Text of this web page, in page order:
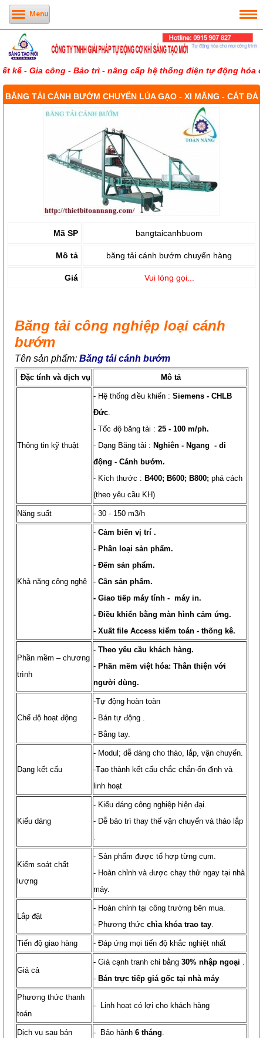
Menu
- Gia công - Bảo trì - nâng cấp hệ thống điện tự động hóa
BĂNG TẢI CÁNH BƯỚM CHUYỂN LÚA GẠO - XI MĂNG - CÁT ĐÁ
Mã SP bangtaicanhbuom
Mô tả băng tải cánh bướm chuyển hàng
Giá Vui lòng gọi...
Băng tải công nghiệp loại cánh
bướm
Tên sản phẩm: Băng tải cánh bướm
Ðặc tính và dịch vụ Mô tả
Thông tin kỹ thuật
- Hệ thống điều khiển : Siemens - CHLB
Đức
- Tốc độ băng tải : 25 - 100 m/ph.
- Dạng Băng tải : Nghiên - Ngang - di
động - Cánh bướm.
- Kích thước : B400; B600; B800; phá cách
(theo yêu cầu KH)
Năng suất - 30 - 150 m3/h
Khả năng công nghệ
- Cảm biến vị trí .
- Phân loại sản phẩm.
- Đếm sản phẩm.
- Cân sản phẩm.
- Giao tiếp máy tính - máy in.
- Điều khiển bằng màn hình cảm ứng.
- Xuất file Access kiểm toán - thống kê.
Phần mềm – chương
trình
- Theo yêu cầu khách hàng.
- Phần mềm việt hóa: Thân thiện với
người dùng.
Chế độ hoạt động
-Tự động hoàn toàn
- Bán tự động .
- Bằng tay.
Dạng kết cấu
- Modul; dễ dàng cho tháo, lắp, vận chuyển.
-Tạo thành kết cấu chắc chắn-ổn định và
linh hoạt
Kiểu dáng
- Kiểu dáng công nghiệp hiện đại.
- Dễ bảo trì thay thế vận chuyển và tháo lắp
Kiểm soát chất
lượng
- Sản phẩm được tổ hợp từng cụm.
- Hoàn chỉnh và được chạy thử ngay tại nhà
máy.
Lắp đặt
- Hoàn chỉnh tại công trường bên mua.
- Phương thức chìa khóa trao tay
Tiến độ giao hàng - Đáp ứng mọi tiến độ khắc nghiệt nhất
Giá cả
- Giá cạnh tranh chỉ bằng 30% nhập ngoại
- Bán trực tiếp giá gốc tại nhà máy
Phương thức thanh
toán
- Linh hoạt có lợi cho khách hàng
Dịch vụ sau bán
- Bảo hành 6 tháng